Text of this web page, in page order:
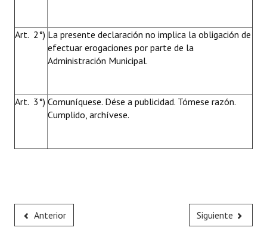
Art. 2°) La presente declaración no implica la obligación de
efectuar erogaciones por parte de la
Administración Municipal.
Art. 3°) Comuníquese. Dése a publicidad. Tómese razón.
Cumplido, archívese.
Anterior Siguiente